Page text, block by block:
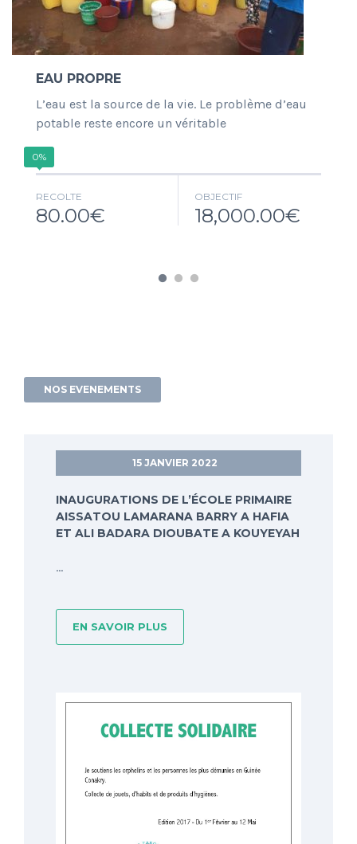
EAU PROPRE
L’eau est la source de la vie. Le problème d’eau
potable reste encore un véritable
0%
RECOLTE
80.00€
OBJECTIF
18,000.00€
NOS EVENEMENTS
15 JANVIER 2022
INAUGURATIONS DE L’ÉCOLE PRIMAIRE
AISSATOU LAMARANA BARRY A HAFIA
ET ALI BADARA DIOUBATE A KOUYEYAH
...
EN SAVOIR PLUS